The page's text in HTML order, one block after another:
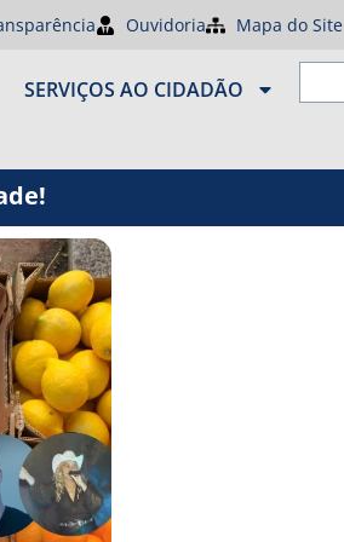
Ouvidoria Mapa do Site
SERVIÇOS AO CIDADÃO